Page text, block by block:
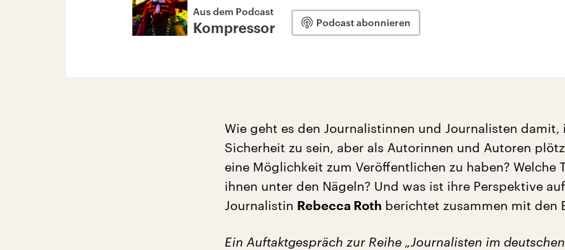
Aus dem Podcast
Kompressor Podcast abonnieren
Wie geht es den Journalistinnen und Journalisten damit,
Sicherheit zu sein, aber als Autorinnen und Autoren
eine Möglichkeit zum Veröffentlichen zu haben? Welche
ihnen unter den Nägeln? Und was ist ihre Perspektive
Journalistin Rebecca Roth berichtet zusammen mit den
Ein Auftaktgespräch zur Reihe „Journalisten im